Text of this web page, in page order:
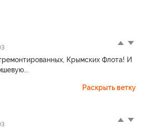
Крымских Флота! И
Раскрыть ветку